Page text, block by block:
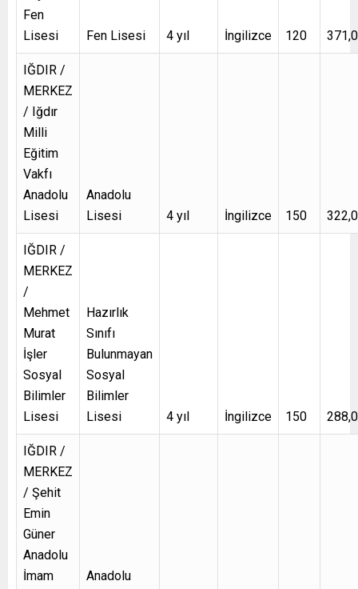
Fen
Lisesi
Fen Lisesi 4 yıl İngilizce 120
IĞDIR /
MERKEZ
/ Iğdır
Milli
Eğitim
Vakfı
Anadolu
Lisesi
Anadolu
Lisesi
4 yıl İngilizce 150
IĞDIR /
MERKEZ
/
Mehmet
Murat
İşler
Sosyal
Bilimler
Lisesi
Hazırlık
Sınıfı
Bulunmayan
Sosyal
Bilimler
Lisesi
4 yıl İngilizce 150
IĞDIR /
MERKEZ
/ Şehit
Emin
Güner
Anadolu
İmam
Anadolu